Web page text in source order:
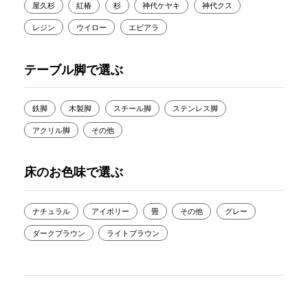
屋久杉 紅椿 杉 神代ケヤキ 神代クス
レジン ウイロー エビアラ
テーブル脚で選ぶ
鉄脚 木製脚 スチール脚 ステンレス脚
アクリル脚 その他
床のお色味で選ぶ
ナチュラル アイボリー 畳 その他 グレー
ダークブラウン ライトブラウン